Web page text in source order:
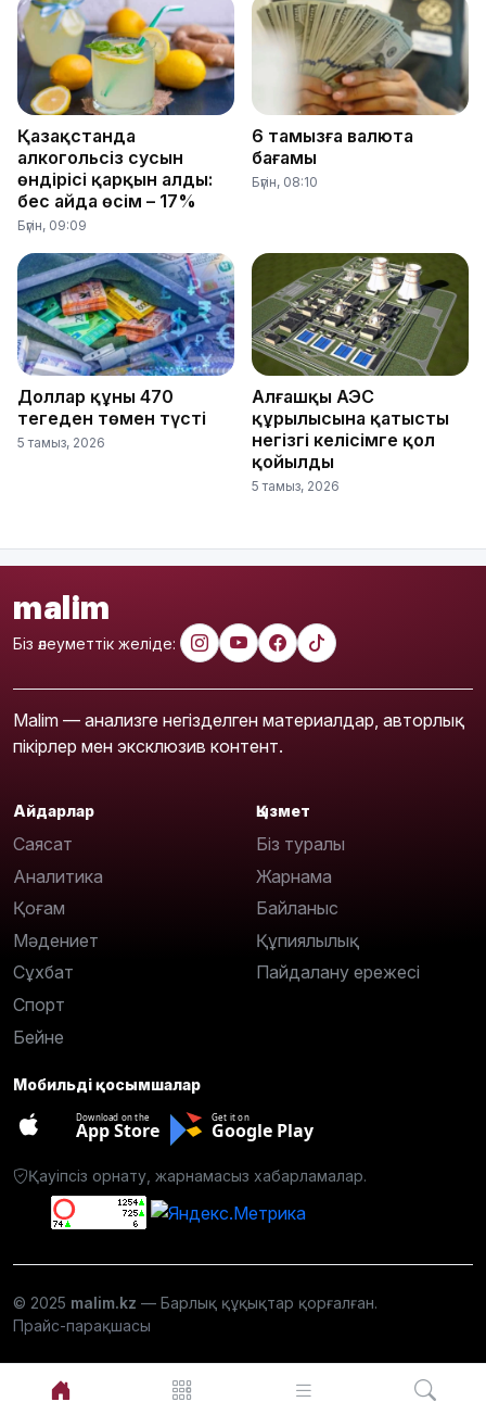
Қазақстанда
алкогольсіз сусын
өндірісі қарқын алды:
бес айда өсім – 17%
Бүгін, 09:09
6 тамызға валюта
бағамы
Бүгін, 08:10
Доллар құны 470
теңгеден төмен түсті
5 тамыз, 2026
Алғашқы АЭС
құрылысына қатысты
негізгі келісімге қол
қойылды
5 тамыз, 2026
malim
Біз әлеуметтік желіде:
Malim — анализге негізделген материалдар, авторлық
пікірлер мен эксклюзив контент.
Айдарлар
Саясат
Аналитика
Қоғам
Мәдениет
Сұхбат
Спорт
Бейне
Қызмет
Біз туралы
Жарнама
Байланыс
Құпиялылық
Пайдалану ережесі
Мобильді қосымшалар
Download on the
App Store
Get it on
Google Play
Қауіпсіз орнату, жарнамасыз хабарламалар.
© 2025 malim.kz — Барлық құқықтар қорғалған.
Прайс-парақшасы